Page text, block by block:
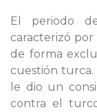
El periodo
caracterizó
de forma
cuestión turca.
le dio un
contra el